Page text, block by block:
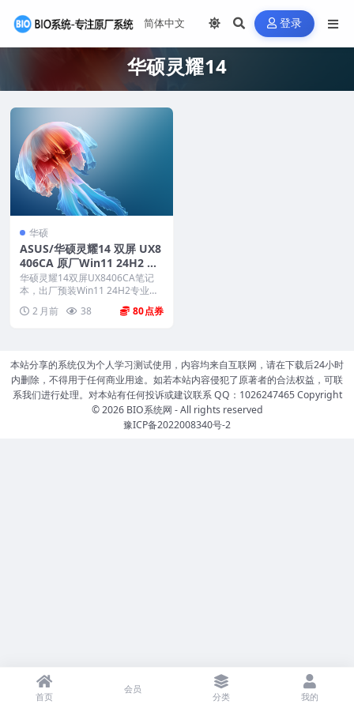
登录
华硕灵耀14
华硕
ASUS/华硕灵耀14 双屏 UX8
406CA 原厂Win11 24H2 专
业版系统 工厂文件 带ASUS
Recovery恢复
华硕灵耀14双屏UX8406CA笔记
本，出厂预装Win11 24H2专业版
2 月前 38 80
本站分享的系统仅为个人学习测试使用，内容均来自互联网，请在下载后24小时
内删除，不得用于任何商业用途。如若本站内容侵犯了原著者的合法权益，可联
系我们进行处理。对本站有任何投诉或建议联系 QQ：1026247465 Copyright
© 2026 BIO系统网 - All rights reserved
豫ICP备2022008340号-2
首页
会员
分类 我的